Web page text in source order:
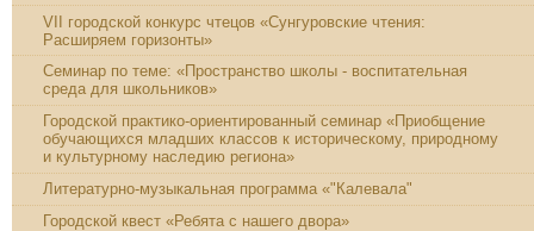
VII городской конкурс чтецов «Сунгуровские чтения:
Расширяем горизонты»
Семинар по теме: «Пространство школы - воспитательная
среда для школьников»
Городской практико-ориентированный семинар «Приобщение
обучающихся младших классов к историческому, природному
и культурному наследию региона»
Литературно-музыкальная программа «"Калевала"
Городской квест «Ребята с нашего двора»